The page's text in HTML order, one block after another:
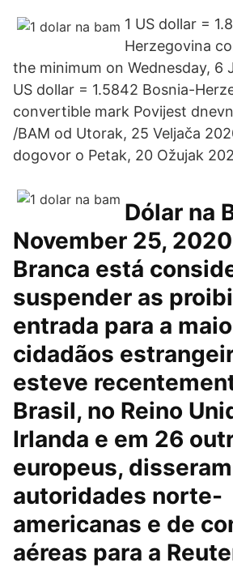
1 US dollar =
Herzegovina
the minimum on Wednesday, 6
US dollar = 1.5842 Bosnia-
convertible mark Povijest
/BAM od Utorak, 25 Veljača
dogovor o Petak, 20 Ožujak
Dólar na
November 25, 2020
Branca está
suspender as
entrada para a
cidadãos
esteve
Brasil, no Reino
Irlanda e em 26
europeus,
autoridades norte-
americanas e de
aéreas para a